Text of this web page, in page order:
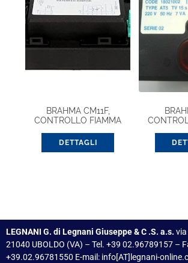
BRAHMA CM11F,
CONTROLLO FIAMMA
DETTAGLI
LEGNANI G. di Legnani Giuseppe & C .S. a.s. via
21040 UBOLDO (VA) – Tel. +39 02.96789157 –
+39.02.96781550 E-mail: info[AT]legnani-